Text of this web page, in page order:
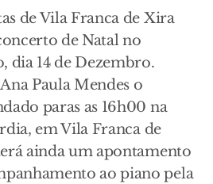
de Vila Franca de Xira
de Natal no
14 de Dezembro.
Paula Mendes o
paras as 16h00 na
em Vila Franca de
ainda um apontamento
ao piano pela